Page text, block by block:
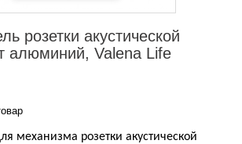
розетки акустической
алюминий, Valena Life
механизма розетки акустической